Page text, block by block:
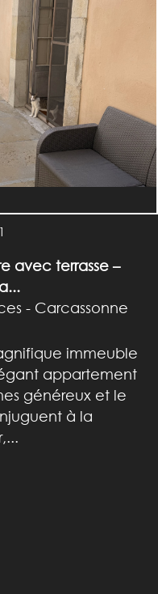
avec terrasse –
- Carcassonne
immeuble
appartement
généreux et le
à la